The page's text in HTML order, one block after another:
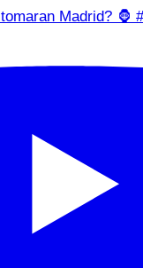
Madrid? 🦍